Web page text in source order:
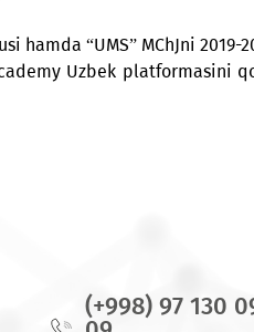
ham mamnunmiz.
tijorat